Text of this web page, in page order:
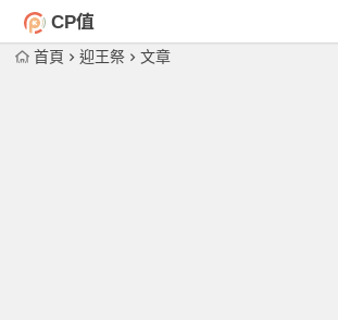
CP值
首頁 迎王祭 文章